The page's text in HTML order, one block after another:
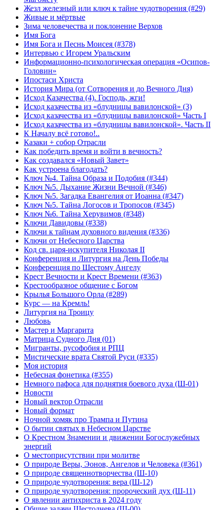
Жезл железный или ключ к тайне чудотворения (#29)
Живые и мёртвые
Зима человечества и поклонение Верхов
Имя Бога
Имя Бога и Песнь Моисея (#378)
Интервью с Игорем Уральским
Информационно-психологическая операция «Осипов-
Головин»
Ипостаси Христа
История Мира (от Сотворения и до Вечного Дня)
Исход Казачества (4). Господь, жги!
Исход казачества из «блудницы вавилонской» (3)
Исход казачества из «блудницы вавилонской» Часть I
Исход казачества из «блудницы вавилонской». Часть II
К Началу всё готово!..
Казаки + собор Отрасли
Как победить время и войти в вечность?
Как создавался «Новый Завет»
Как устроена благодать?
Ключ №4. Тайна Образа и Подобия (#344)
Ключ №5. Дыхание Жизни Вечной (#346)
Ключ №5. Загадка Евангелия от Иоанна (#347)
Ключ №5. Тайна Логосов и Тропосов (#345)
Ключ №6. Тайна Херувимов (#348)
Ключи Давидовы (#338)
Ключи к тайнам духовного видения (#336)
Ключи от Небесного Царства
Код св. царя-искупителя Николая II
Конференция и Литургия на День Победы
Конференция по Шестому Ангелу
Крест Вечности и Крест Времени (#363)
Крестообразное общение с Богом
Крылья Большого Орла (#289)
Курс — на Кремль!
Литургия на Троицу
Любовь
Мастер и Маргарита
Матрица Судного Дня (01)
Мигранты, русофобия и РПЦ
Мистические врата Святой Руси (#335)
Моя история
Небесная фонетика (#355)
Немного пафоса для поднятия боевого духа (Ш-01)
Новости
Новый вектор Отрасли
Новый формат
Ночной хомяк про Трампа и Путина
О бытии святых в Небесном Царстве
О Крестном Знамении и движении Богослужебных
энергий
О местоприсутствии при молитве
О природе Веры, Эонов, Ангелов и Человека (#361)
О природе священнотворчества (Ш-10)
О природе чудотворения: вера (Ш-12)
О природе чудотворения: пророческий дух (Ш-11)
О явлении антихриста в 2024 году